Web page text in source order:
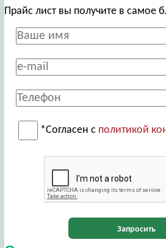
Прайс лист вы получите в самое
*Согласен с политикой
Запросить